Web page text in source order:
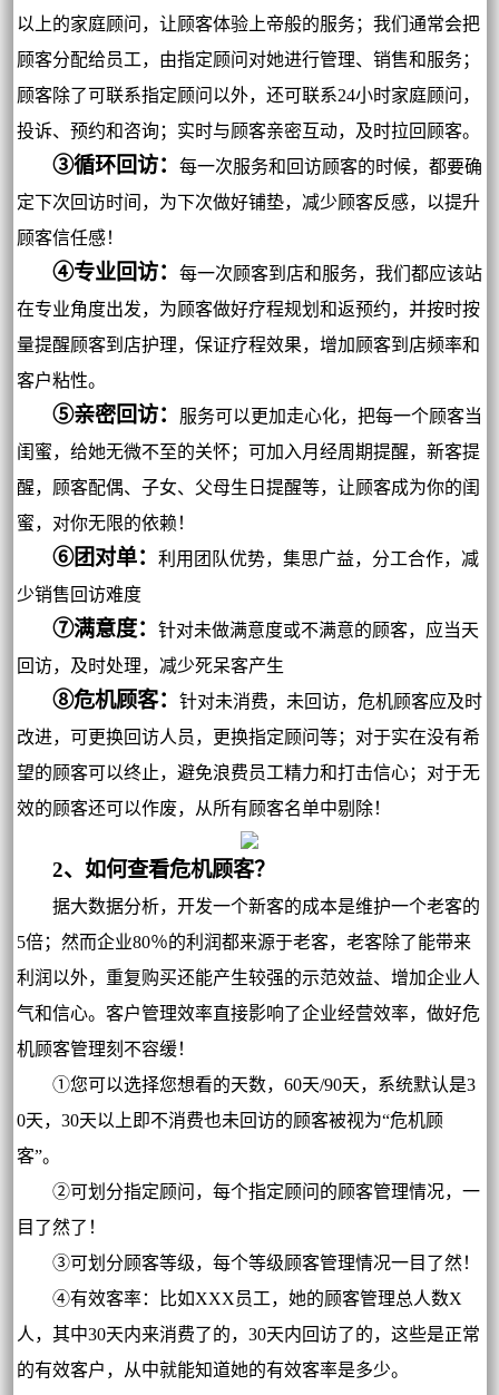
以上的家庭顾问，让顾客体验上帝般的服务；我们通常会把
顾客分配给员工，由指定顾问对她进行管理、销售和服务；
顾客除了可联系指定顾问以外，还可联系24小时家庭顾问，
投诉、预约和咨询；实时与顾客亲密互动，及时拉回顾客。
③循环回访：
每一次服务和回访顾客的时候，都要确
定下次回访时间，为下次做好铺垫，减少顾客反感，以提升
顾客信任感！
④专业回访：
每一次顾客到店和服务，我们都应该站
在专业角度出发，为顾客做好疗程规划和返预约，并按时按
量提醒顾客到店护理，保证疗程效果，增加顾客到店频率和
客户粘性。
⑤亲密回访：
服务可以更加走心化，把每一个顾客当
闺蜜，给她无微不至的关怀；可加入月经周期提醒，新客提
醒，顾客配偶、子女、父母生日提醒等，让顾客成为你的闺
蜜，对你无限的依赖！
⑥团对单：
利用团队优势，集思广益，分工合作，减
少销售回访难度
⑦满意度：
针对未做满意度或不满意的顾客，应当天
回访，及时处理，减少死呆客产生
⑧危机顾客：
针对未消费，未回访，危机顾客应及时
改进，可更换回访人员，更换指定顾问等；对于实在没有希
望的顾客可以终止，避免浪费员工精力和打击信心；对于无
效的顾客还可以作废，从所有顾客名单中剔除！
2、如何查看危机顾客？
据大数据分析，开发一个新客的成本是维护一个老客的
5倍；然而企业80％的利润都来源于老客，老客除了能带来
利润以外，重复购买还能产生较强的示范效益、增加企业人
气和信心。客户管理效率直接影响了企业经营效率，做好危
机顾客管理刻不容缓！
①您可以选择您想看的天数，60天/90天，系统默认是3
0天，30天以上即不消费也未回访的顾客被视为“危机顾
客”。
②可划分指定顾问，每个指定顾问的顾客管理情况，一
目了然了！
③可划分顾客等级，每个等级顾客管理情况一目了然！
④有效客率：比如XXX员工，她的顾客管理总人数X
人，其中30天内来消费了的，30天内回访了的，这些是正常
的有效客户，从中就能知道她的有效客率是多少。